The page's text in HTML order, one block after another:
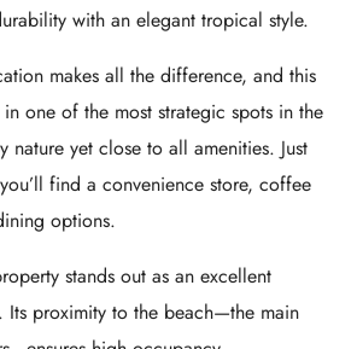
with an elegant tropical style.
makes all the difference, and this
one of the most strategic spots in the
nature yet close to all amenities. Just
find a convenience store, coffee
options.
stands out as an excellent
proximity to the beach—the main